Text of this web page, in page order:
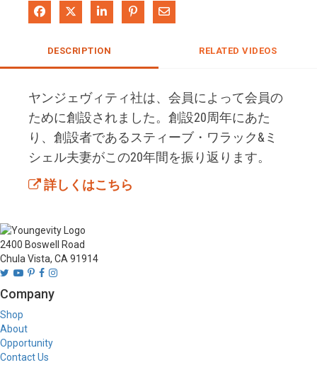
Share on Facebook
Share on XShare on LinkedIn
Pin on Pinterest
Share via Email
DESCRIPTION RELATED VIDEOS
ヤンジェヴィティ社は、会員によって会員の
ために創設されました。創設20周年にあた
り、創設者であるスティーブ・ワラック&ミ
シェル夫妻がこの20年間を振り返ります。
詳しくはこちら
2400 Boswell Road
Chula Vista, CA 91914
Company
Shop
About
Opportunity
Contact Us